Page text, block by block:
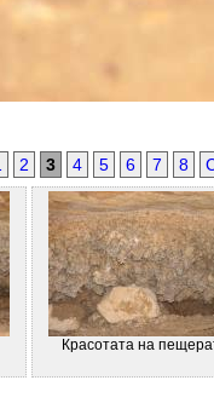
2 3 4 5 6 7 8
Красотата на